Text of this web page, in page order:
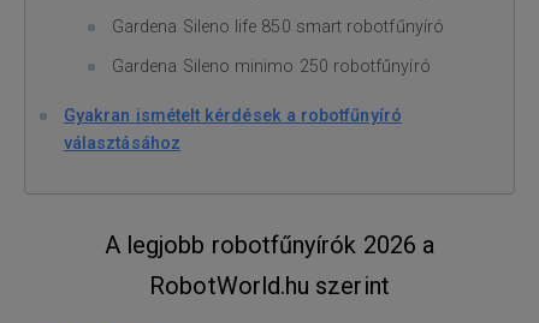
Gardena Sileno life 850 smart robotfűnyíró
Gardena Sileno minimo 250 robotfűnyíró
Gyakran ismételt kérdések a robotfűnyíró
választásához
A legjobb robotfűnyírók 2026 a
RobotWorld.hu szerint